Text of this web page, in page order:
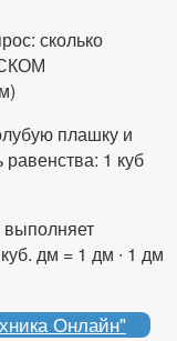
сколько
плашку и
1 куб
выполняет
дм = 1 дм ∙ 1 дм
Онлайн"